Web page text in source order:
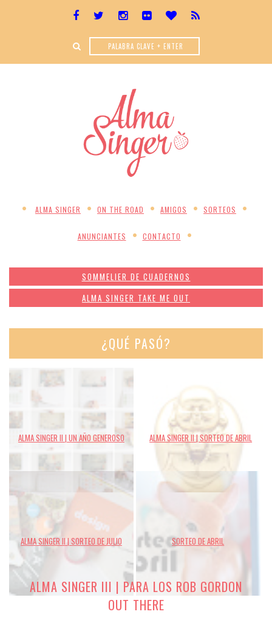
ALMA SINGER ON THE ROAD AMIGOS SORTEOS
ANUNCIANTES CONTACTO
SOMMELIER DE CUADERNOS
ALMA SINGER TAKE ME OUT
¿QUÉ PASÓ?
ALMA SINGER II | UN AÑO GENEROSO ALMA SINGER II | SORTEO DE ABRIL
ALMA SINGER II | SORTEO DE JULIO SORTEO DE ABRIL
ALMA SINGER III | PARA LOS ROB GORDON
OUT THERE